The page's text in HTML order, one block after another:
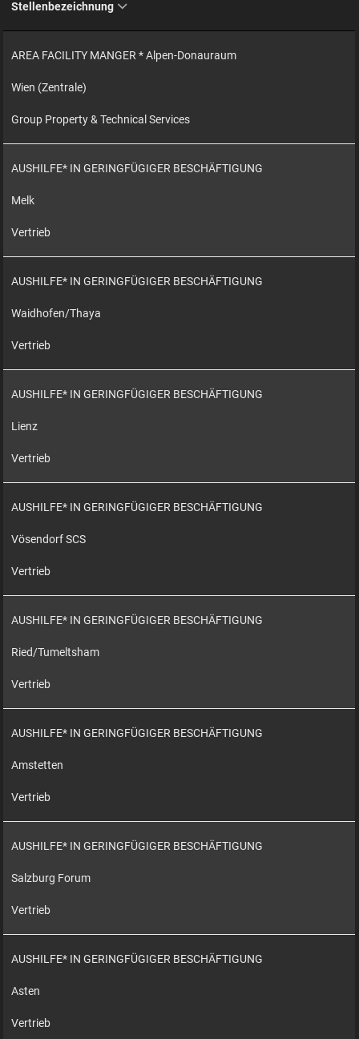
Stellenbezeichnung
AREA FACILITY MANGER * Alpen-Donauraum
Wien (Zentrale)
Group Property & Technical Services
AUSHILFE* IN GERINGFÜGIGER BESCHÄFTIGUNG
Melk
Vertrieb
AUSHILFE* IN GERINGFÜGIGER BESCHÄFTIGUNG
Waidhofen/Thaya
Vertrieb
AUSHILFE* IN GERINGFÜGIGER BESCHÄFTIGUNG
Lienz
Vertrieb
AUSHILFE* IN GERINGFÜGIGER BESCHÄFTIGUNG
Vösendorf SCS
Vertrieb
AUSHILFE* IN GERINGFÜGIGER BESCHÄFTIGUNG
Ried/Tumeltsham
Vertrieb
AUSHILFE* IN GERINGFÜGIGER BESCHÄFTIGUNG
Amstetten
Vertrieb
AUSHILFE* IN GERINGFÜGIGER BESCHÄFTIGUNG
Salzburg Forum
Vertrieb
AUSHILFE* IN GERINGFÜGIGER BESCHÄFTIGUNG
Asten
Vertrieb